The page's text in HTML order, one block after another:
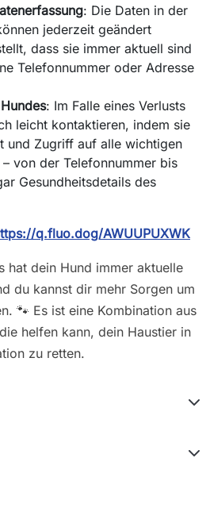
: Die Daten in der
jederzeit geändert
dass sie immer aktuell sind
Telefonnummer oder Adresse
: Im Falle eines Verlusts
leicht kontaktieren, indem sie
und Zugriff auf alle wichtigen
von der Telefonnummer bis
Gesundheitsdetails des
q.fluo.dog/AWUUPUXWK
hat dein Hund immer aktuelle
du kannst dir mehr Sorgen um
🐾 Es ist eine Kombination aus
helfen kann, dein Haustier in
zu retten.